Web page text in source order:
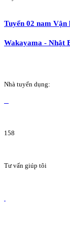
Tuyển 02 nam
Wakayama - Nhật
Nhà tuyển dụng:
158
Tư vấn giúp tôi